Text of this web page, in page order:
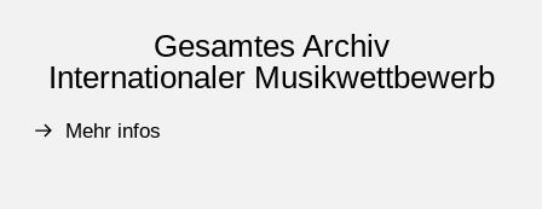
Gesamtes Archiv
Internationaler Musikwettbewerb
Mehr infos